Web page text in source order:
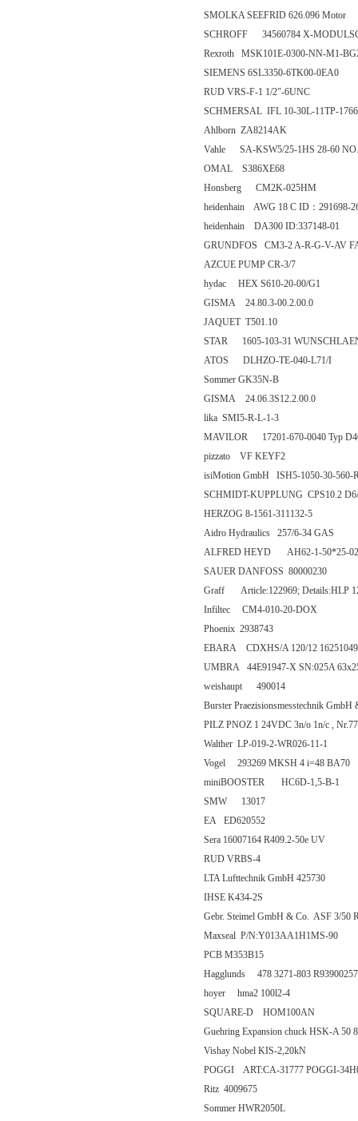
SMOLKA SEEFRID 626.096 Motor
SCHROFF 34560784 X-
Rexroth MSK101E-0300-NN-M1-
SIEMENS 6SL3350-6TK00-0EA0
RUD VRS-F-1 1/2"-6UNC
SCHMERSAL IFL 10-30L-11TP-1766
Ahlborn ZA8214AK
Vahle SA-KSW5/25-1HS 28-60
OMAL S386XE68
Honsberg CM2K-025HM
heidenhain AWG 18 C ID：291698-
heidenhain DA300 ID:337148-01
GRUNDFOS CM3-2 A-R-G-V-AV
AZCUE PUMP CR-3/7
hydac HEX S610-20-00/G1
GISMA 24.80.3-00.2.00.0
JAQUET T501.10
STAR 1605-103-31
ATOS DLHZO-TE-040-L71/I
Sommer GK35N-B
GISMA 24.06.3S12.2.00.0
lika SMI5-R-L-1-3
MAVILOR 17201-670-0040 Typ
pizzato VF KEYF2
isiMotion GmbH ISH5-1050-30-560-
SCHMIDT-KUPPLUNG CPS10.2
HERZOG 8-1561-311132-5
Aidro Hydraulics 257/6-34 GAS
ALFRED HEYD AH62-1-50*25-02
SAUER DANFOSS 80000230
Graff Article:122969; Details:HLP
Infiltec CM4-010-20-DOX
Phoenix 2938743
EBARA CDXHS/A 120/12
UMBRA 44E91947-X SN:025A
weishaupt 490014
Burster Praezisionsmesstechnik
PILZ PNOZ 1 24VDC 3n/o 1n/c ,
Walther LP-019-2-WR026-11-1
Vogel 293269 MKSH 4 i=48 BA70
miniBOOSTER HC6D-1,5-B-1
SMW 13017
EA ED620552
Sera 16007164 R409.2-50e UV
RUD VRBS-4
LTA Lufttechnik GmbH 425730
IHSE K434-2S
Gebr. Steimel GmbH & Co. ASF 3/50
Maxseal P/N:Y013AA1H1MS-90
PCB M353B15
Hagglunds 478 3271-803
hoyer hma2 100l2-4
SQUARE-D HOM100AN
Guehring Expansion chuck HSK-A 50
Vishay Nobel KIS-2,20kN
POGGI ART:CA-31777 POGGI-
Ritz 4009675
Sommer HWR2050L